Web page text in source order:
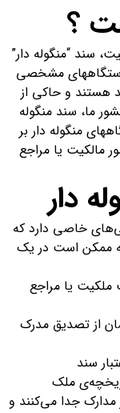
؟
سند “منگوله دار”
دستگاههای مشخصی
هستند و حاکی از
ما، سند منگوله
منگوله دار بر
مالکیت یا مراجع
دار
خاصی دارد که
ممکن است در یک
یا مراجع
از تصدیق مدرک
سند
ملک
مدارک جدا می‌کنند و